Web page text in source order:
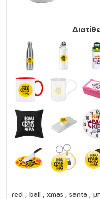
red , ball , xmas , santa ,